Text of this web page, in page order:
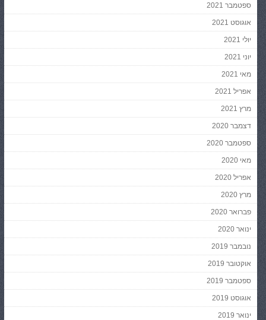
ספטמבר 2021
אוגוסט 2021
יולי 2021
יוני 2021
מאי 2021
אפריל 2021
מרץ 2021
דצמבר 2020
ספטמבר 2020
מאי 2020
אפריל 2020
מרץ 2020
פברואר 2020
ינואר 2020
נובמבר 2019
אוקטובר 2019
ספטמבר 2019
אוגוסט 2019
ינואר 2019